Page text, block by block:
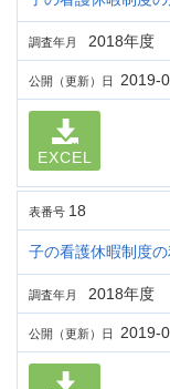
調査年月 2018年度
公開（更新）日 2019-
EXCEL
表番号 18
子の看護休暇制度
調査年月 2018年度
公開（更新）日 2019-